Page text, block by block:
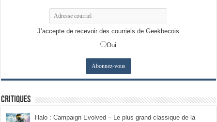
J’accepte de recevoir des courriels de Geekbecois
Oui
Critiques
Halo : Campaign Evolved – Le plus grand classique de la